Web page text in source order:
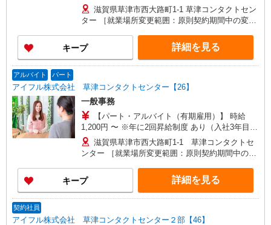
ら支給） ★時間外勤務手当（1分単位で全額支
給）
滋賀県草津市西大路町1-1 草津コンタクトセン
ター ［就業場所変更範囲：原則契約期間中の変更
キープ 詳細を見る
アルバイト パート
アイフル株式会社 草津コンタクトセンター【26】
一般事務
【パート・アルバイト（有期雇用）】 時給
1,200円 〜 ※年に2回昇給制度 あり（入社3年目か
ら支給） ★時間外勤務手当（1分単位で全額支
給）
滋賀県草津市西大路町1-1 草津コンタクトセ
ンター ［就業場所変更範囲：原則契約期間中の変
キープ 詳細を見る
契約社員
アイフル株式会社 草津コンタクトセンター２部【46】